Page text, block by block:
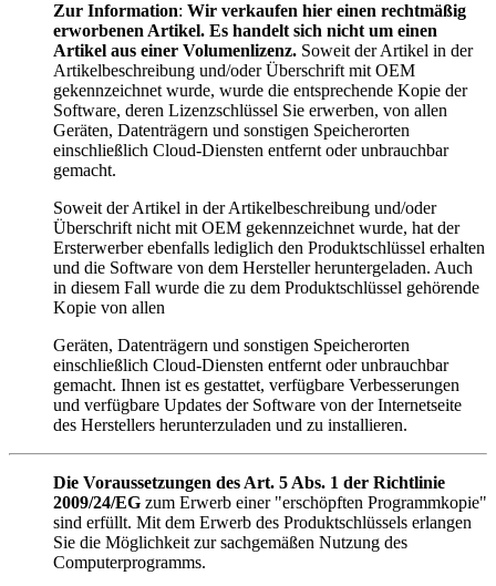
Zur Information: Wir verkaufen hier einen rechtmäßig
erworbenen Artikel. Es handelt sich nicht um einen
Artikel aus einer Volumenlizenz. Soweit der Artikel in der
Artikelbeschreibung und/oder Überschrift mit OEM
gekennzeichnet wurde, wurde die entsprechende Kopie der
Software, deren Lizenzschlüssel Sie erwerben, von allen
Geräten, Datenträgern und sonstigen Speicherorten
einschließlich Cloud-Diensten entfernt oder unbrauchbar
gemacht.
Soweit der Artikel in der Artikelbeschreibung und/oder
Überschrift nicht mit OEM gekennzeichnet wurde, hat der
Ersterwerber ebenfalls lediglich den Produktschlüssel erhalten
und die Software von dem Hersteller heruntergeladen. Auch
in diesem Fall wurde die zu dem Produktschlüssel gehörende
Kopie von allen
Geräten, Datenträgern und sonstigen Speicherorten
einschließlich Cloud-Diensten entfernt oder unbrauchbar
gemacht. Ihnen ist es gestattet, verfügbare Verbesserungen
und verfügbare Updates der Software von der Internetseite
des Herstellers herunterzuladen und zu installieren.
Die Voraussetzungen des Art. 5 Abs. 1 der Richtlinie
2009/24/EG zum Erwerb einer "erschöpften Programmkopie"
sind erfüllt. Mit dem Erwerb des Produktschlüssels erlangen
Sie die Möglichkeit zur sachgemäßen Nutzung des
Computerprogramms.